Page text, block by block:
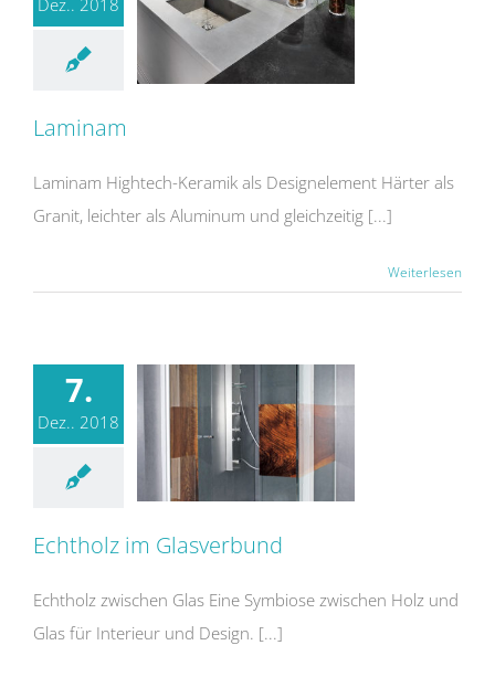
Laminam
Laminam Hightech-Keramik als Designelement Härter als
Granit, leichter als Aluminum und gleichzeitig [...]
Weiterlesen
7.
Dez.. 2018
Echtholz im Glasverbund
Echtholz zwischen Glas Eine Symbiose zwischen Holz und
Glas für Interieur und Design. [...]